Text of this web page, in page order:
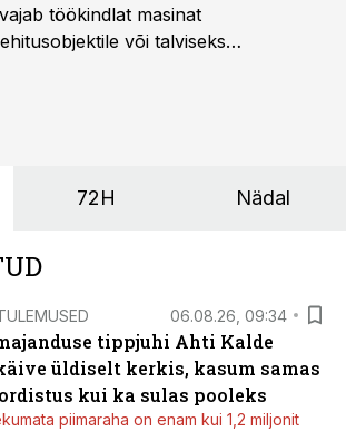
töökindlat masinat
või talviseks
töötund on oluline.
72H Nädal
06.08.26, 09:34
tippjuhi Ahti Kalde
üldiselt kerkis, kasum samas
kui ka sulas pooleks
piimaraha on enam kui 1,2 miljonit